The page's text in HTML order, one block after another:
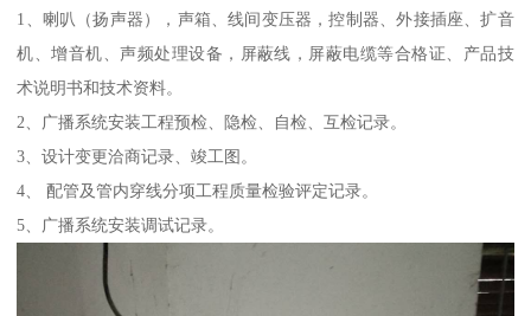
1、喇叭（扬声器），声箱、线间变压器，控制器、外接插座、扩音
机、增音机、声频处理设备，屏蔽线，屏蔽电缆等合格证、产品技
术说明书和技术资料。
2、广播系统安装工程预检、隐检、自检、互检记录。
3、设计变更洽商记录、竣工图。
4、 配管及管内穿线分项工程质量检验评定记录。
5、广播系统安装调试记录。